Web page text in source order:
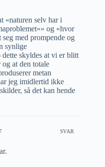
«naturen selv har i
og «hvor
med prompende og
synlige
skyldes at vi er blitt
at den totale
metan
jeg imidlertid ikke
så det kan hende
SVAR